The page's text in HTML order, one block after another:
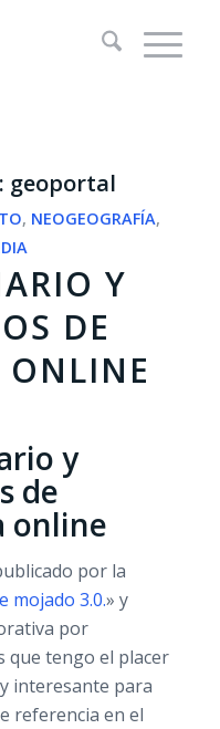
geoportal
, NEOGEOGRAFÍA,
Y
DE
ONLINE
y
de
online
por la
mojado 3.0.» y
por
que tengo el placer
interesante para
referencia en el